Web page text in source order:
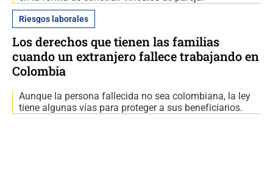
Riesgos laborales
Los derechos que tienen las familias
cuando un extranjero fallece trabajando en
Colombia
Aunque la persona fallecida no sea colombiana, la ley
tiene algunas vías para proteger a sus beneficiarios.